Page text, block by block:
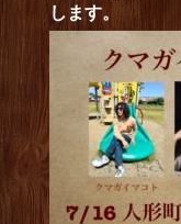
します。